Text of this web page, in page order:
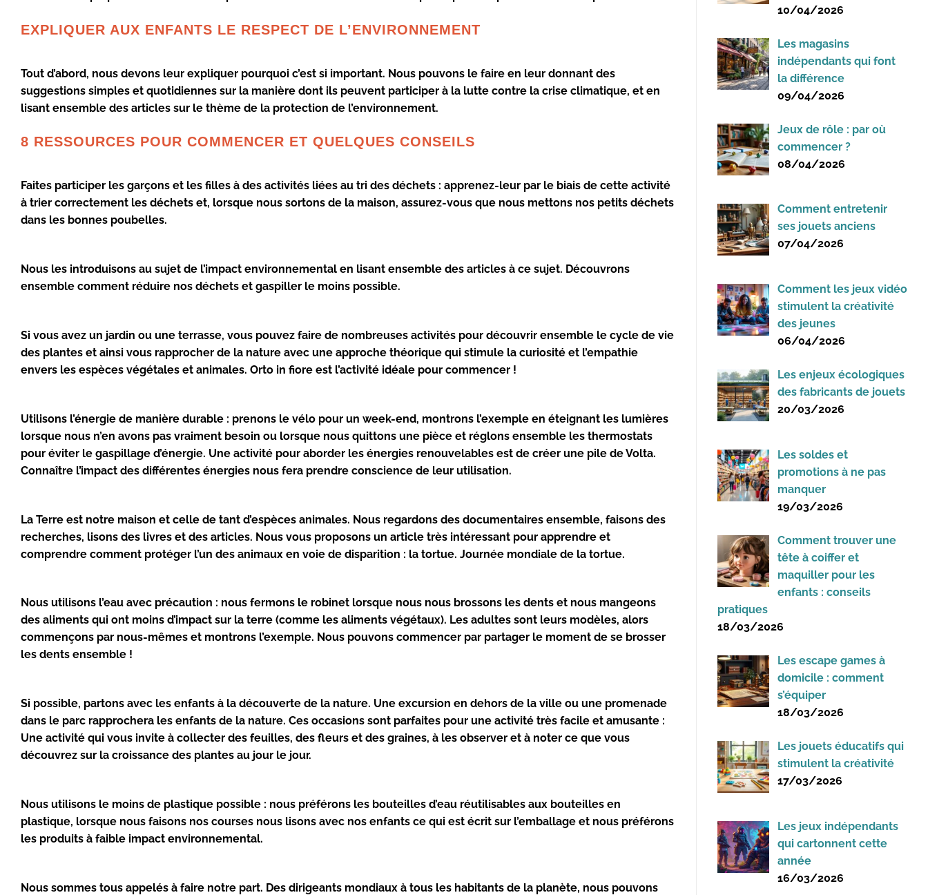
EXPLIQUER AUX ENFANTS LE RESPECT DE L’ENVIRONNEMENT
Tout d’abord, nous devons leur expliquer pourquoi c’est si important. Nous pouvons le faire en leur donnant des
suggestions simples et quotidiennes sur la manière dont ils peuvent participer à la lutte contre la crise climatique, et en
lisant ensemble des articles sur le thème de la protection de l’environnement.
8 RESSOURCES POUR COMMENCER ET QUELQUES CONSEILS
Faites participer les garçons et les filles à des activités liées au tri des déchets : apprenez-leur par le biais de cette activité
à trier correctement les déchets et, lorsque nous sortons de la maison, assurez-vous que nous mettons nos petits déchets
dans les bonnes poubelles.
Nous les introduisons au sujet de l’impact environnemental en lisant ensemble des articles à ce sujet. Découvrons
ensemble comment réduire nos déchets et gaspiller le moins possible.
Si vous avez un jardin ou une terrasse, vous pouvez faire de nombreuses activités pour découvrir ensemble le cycle de vie
des plantes et ainsi vous rapprocher de la nature avec une approche théorique qui stimule la curiosité et l’empathie
envers les espèces végétales et animales. Orto in fiore est l’activité idéale pour commencer !
Utilisons l’énergie de manière durable : prenons le vélo pour un week-end, montrons l’exemple en éteignant les lumières
lorsque nous n’en avons pas vraiment besoin ou lorsque nous quittons une pièce et réglons ensemble les thermostats
pour éviter le gaspillage d’énergie. Une activité pour aborder les énergies renouvelables est de créer une pile de Volta.
Connaître l’impact des différentes énergies nous fera prendre conscience de leur utilisation.
La Terre est notre maison et celle de tant d’espèces animales. Nous regardons des documentaires ensemble, faisons des
recherches, lisons des livres et des articles. Nous vous proposons un article très intéressant pour apprendre et
comprendre comment protéger l’un des animaux en voie de disparition : la tortue. Journée mondiale de la tortue.
Nous utilisons l’eau avec précaution : nous fermons le robinet lorsque nous nous brossons les dents et nous mangeons
des aliments qui ont moins d’impact sur la terre (comme les aliments végétaux). Les adultes sont leurs modèles, alors
commençons par nous-mêmes et montrons l’exemple. Nous pouvons commencer par partager le moment de se brosser
les dents ensemble !
Si possible, partons avec les enfants à la découverte de la nature. Une excursion en dehors de la ville ou une promenade
dans le parc rapprochera les enfants de la nature. Ces occasions sont parfaites pour une activité très facile et amusante :
Une activité qui vous invite à collecter des feuilles, des fleurs et des graines, à les observer et à noter ce que vous
découvrez sur la croissance des plantes au jour le jour.
Nous utilisons le moins de plastique possible : nous préférons les bouteilles d’eau réutilisables aux bouteilles en
plastique, lorsque nous faisons nos courses nous lisons avec nos enfants ce qui est écrit sur l’emballage et nous préférons
les produits à faible impact environnemental.
Nous sommes tous appelés à faire notre part. Des dirigeants mondiaux à tous les habitants de la planète, nous pouvons
10/04/2026
Les magasins
indépendants qui font
la différence
09/04/2026
Jeux de rôle : par où
commencer ?
08/04/2026
Comment entretenir
ses jouets anciens
07/04/2026
Comment les jeux vidéo
stimulent la créativité
des jeunes
06/04/2026
Les enjeux écologiques
des fabricants de jouets
20/03/2026
Les soldes et
promotions à ne pas
manquer
19/03/2026
Comment trouver une
tête à coiffer et
maquiller pour les
enfants : conseils
pratiques
18/03/2026
Les escape games à
domicile : comment
s’équiper
18/03/2026
Les jouets éducatifs qui
stimulent la créativité
17/03/2026
Les jeux indépendants
qui cartonnent cette
année
16/03/2026